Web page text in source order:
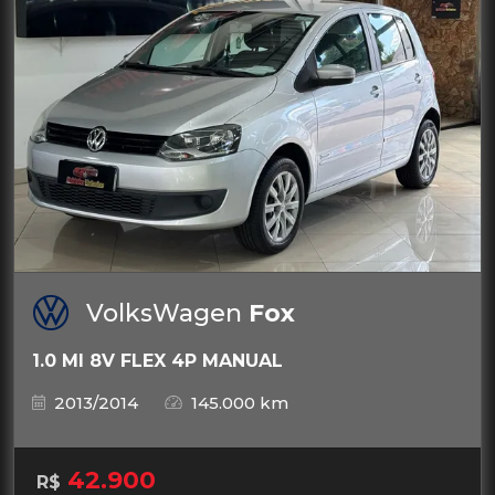
VolksWagen Fox
1.0 MI 8V FLEX 4P MANUAL
2013/2014
145.000 km
R$ 42.900